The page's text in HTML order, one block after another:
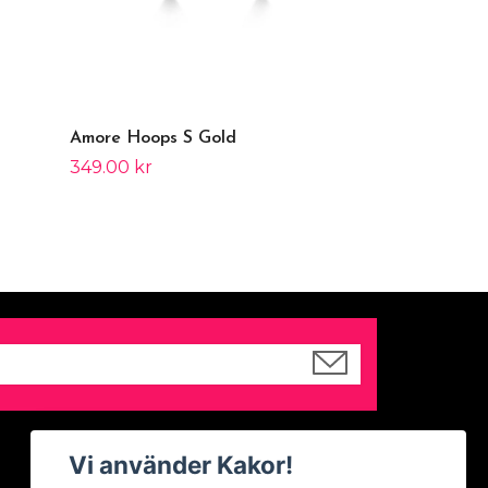
Amore Hoops S Gold
349.00 kr
Vi använder Kakor!